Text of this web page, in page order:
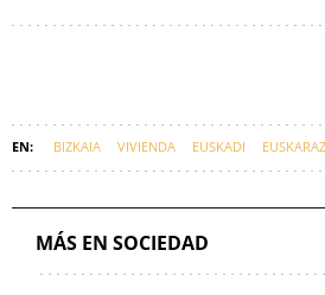
BIZKAIA VIVIENDA EUSKADI EUSKARAZ
MÁS EN SOCIEDAD